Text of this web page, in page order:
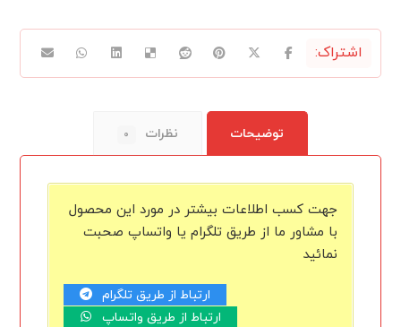
توضیحات نظرات ۰
جهت کسب اطلاعات بیشتر در مورد این محصول
با مشاور ما از طریق تلگرام یا واتساپ صحبت
نمائید
ارتباط از طریق تلگرام
ارتباط از طریق واتساپ